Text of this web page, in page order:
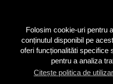
Folosim cookie-uri pentru
conținutul disponibil pe
oferi funcționalităti specifice
pentru a analiza
Citește politica de
Scaune ergonomice